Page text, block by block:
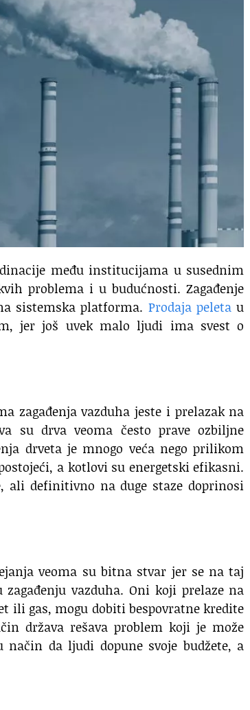
među institucijama u susednim
problema i u budućnosti. Zagađenje
sistemska platforma. Prodaja peleta u
jer još uvek malo ljudi ima svest o
zagađenja vazduha jeste i prelazak na
su drva veoma često prave ozbiljne
drveta je mnogo veća nego prilikom
a kotlovi su energetski efikasni.
ali definitivno na duge staze doprinosi
veoma su bitna stvar jer se na taj
vazduha. Oni koji prelaze na
ili gas, mogu dobiti bespovratne kredite
država rešava problem koji je može
način da ljudi dopune svoje budžete, a